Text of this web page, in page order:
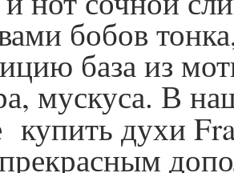
бобов
база из
мускуса. В
купить духи